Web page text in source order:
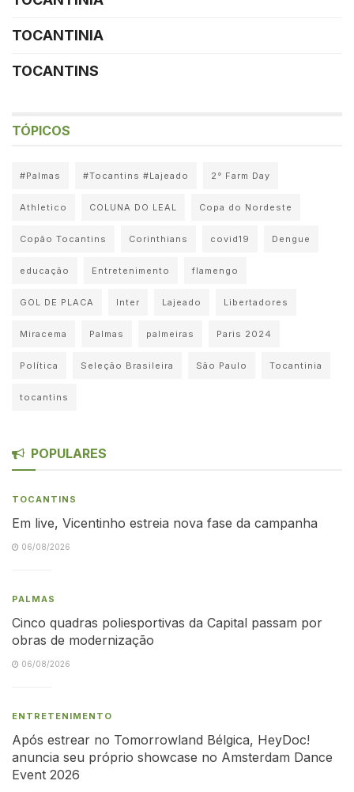
TOCANTINIA
TOCANTINS
TÓPICOS
#Palmas #Tocantins #Lajeado 2° Farm Day
Athletico COLUNA DO LEAL Copa do Nordeste
Copão Tocantins Corinthians covid19 Dengue
educação Entretenimento flamengo
GOL DE PLACA Inter Lajeado Libertadores
Miracema Palmas palmeiras Paris 2024
Política Seleção Brasileira São Paulo Tocantinia
tocantins
POPULARES
TOCANTINS
Em live, Vicentinho estreia nova fase da campanha
06/08/2026
PALMAS
Cinco quadras poliesportivas da Capital passam por
obras de modernização
06/08/2026
ENTRETENIMENTO
Após estrear no Tomorrowland Bélgica, HeyDoc!
anuncia seu próprio showcase no Amsterdam Dance
Event 2026